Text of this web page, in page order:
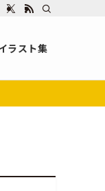
ラスト集